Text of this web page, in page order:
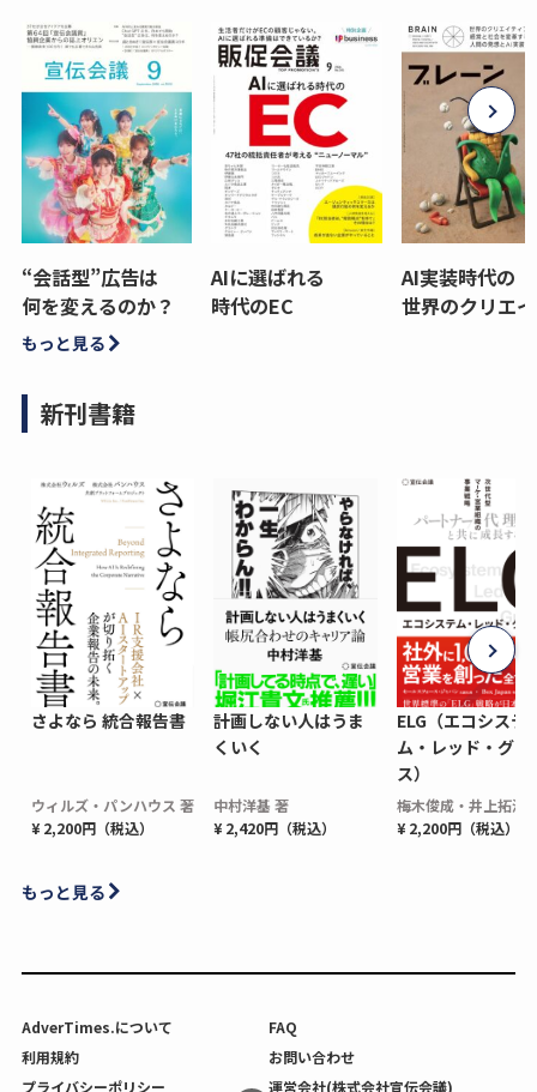
“会話型”広告は
何を変えるのか？
AIに選ばれる
時代のEC
AI実装時代の
世界のクリエ
もっと見る
新刊書籍
さよなら 統合報告書
ウィルズ・パンハウス 著
¥ 2,200円（税込）
計画しない人はうま
くいく
中村洋基 著
¥ 2,420円（税込）
ELG（エコシステ
ム・レッド・グロ
ス）
梅木俊成・井上拓海
¥ 2,200円（税込）
もっと見る
AdverTimes.について
FAQ
利用規約
お問い合わせ
プライバシーポリシー
運営会社(株式会社宣伝会議)